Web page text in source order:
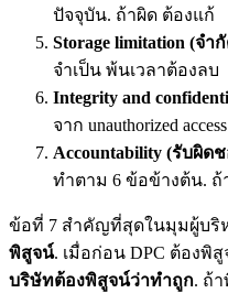
ปัจจุบัน. ถ้าผิด ต้องแก้
Storage limitation (จำ
จำเป็น พ้นเวลาต้องลบ
Integrity and
จาก unauthorized
Accountability (รับผิด
ทำตาม 6 ข้อข้างต้น. ถ้
ข้อที่ 7 สำคัญที่สุดในมุมผู้บริ
พิสูจน์. เมื่อก่อน DPC ต้องพิ
บริษัทต้องพิสูจน์ว่าทำถูก. ถ้